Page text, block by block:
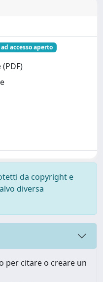
accesso aperto
da copyright e
diversa
per citare o creare un